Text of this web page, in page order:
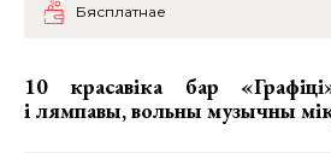
Бясплатнае
10 красавіка бар
і лямпавы, вольны музычны